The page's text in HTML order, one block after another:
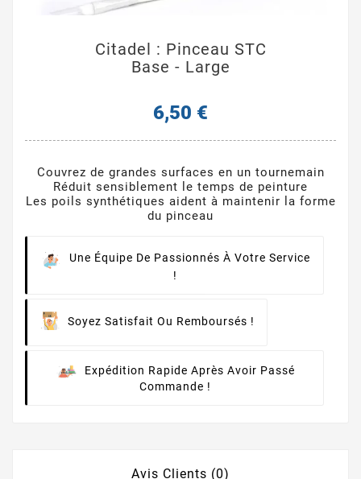
Citadel : Pinceau STC
Base - Large
6,50 €
Couvrez de grandes surfaces en un tournemain
Réduit sensiblement le temps de peinture
Les poils synthétiques aident à maintenir la forme
du pinceau
Une Équipe De Passionnés À Votre Service
!
Soyez Satisfait Ou Remboursés !
Expédition Rapide Après Avoir Passé
Commande !
Avis Clients (0)